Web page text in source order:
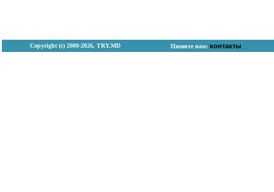
Copyright (с) 2000-2026, TRY.MD Пишите нам: контакты